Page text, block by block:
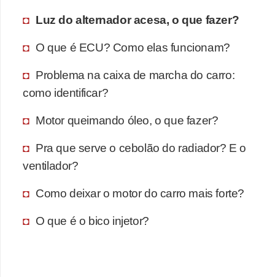
Luz do alternador acesa, o que fazer?
O que é ECU? Como elas funcionam?
Problema na caixa de marcha do carro:
como identificar?
Motor queimando óleo, o que fazer?
Pra que serve o cebolão do radiador? E o
ventilador?
Como deixar o motor do carro mais forte?
O que é o bico injetor?